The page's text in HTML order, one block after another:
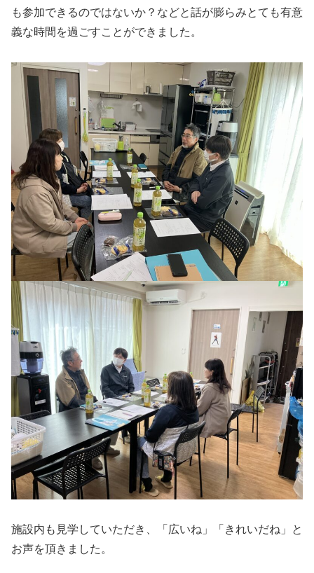
も参加できるのではないか？などと話が膨らみとても有意
義な時間を過ごすことができました。
施設内も見学していただき、「広いね」「きれいだね」と
お声を頂きました。